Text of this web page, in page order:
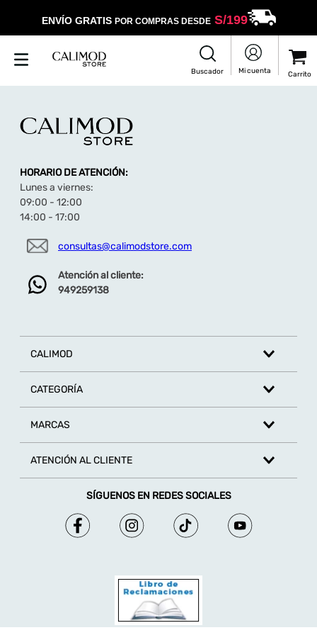
ENVÍO GRATIS POR COMPRAS DESDES/199
HORARIO DE ATENCIÓN:
Lunes a viernes:
09:00 - 12:00
14:00 - 17:00
consultas@calimodstore.com
Atención al cliente:
949259138
CALIMOD
CATEGORÍA
MARCAS
ATENCIÓN AL CLIENTE
SÍGUENOS EN REDES SOCIALES